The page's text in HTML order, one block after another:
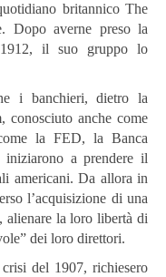
britannico The
Dopo averne preso la
il suo gruppo lo
i banchieri, dietro la
conosciuto anche come
la FED, la Banca
a prendere il
americani. Da allora in
l’acquisizione di una
alienare la loro libertà di
dei loro direttori.
del 1907, richiesero